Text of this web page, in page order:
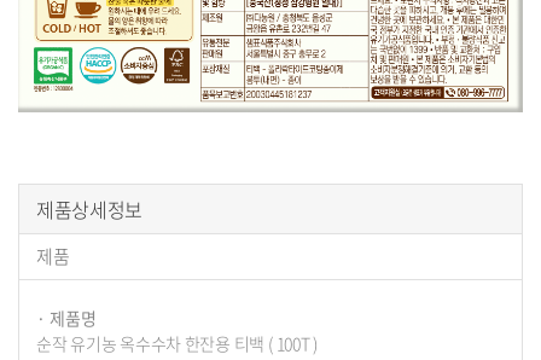
구
매
정
제품상세정보
제품
제품명
순작 유기농 옥수수차 한잔용 티백 ( 100T )